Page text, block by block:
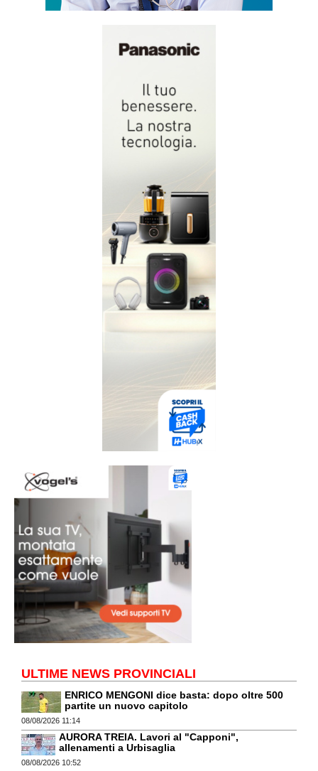
ULTIME NEWS PROVINCIALI
ENRICO MENGONI dice basta: dopo oltre 500
partite un nuovo capitolo
08/08/2026 11:14
AURORA TREIA. Lavori al "Capponi",
allenamenti a Urbisaglia
08/08/2026 10:52